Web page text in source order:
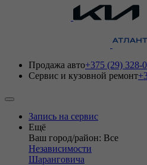
Продажа авто+375 (29) 328-
Сервис и кузовной ремонт
Запись на сервис
Ещё
Ваш город/район: Все
Независимости
Шаранговича